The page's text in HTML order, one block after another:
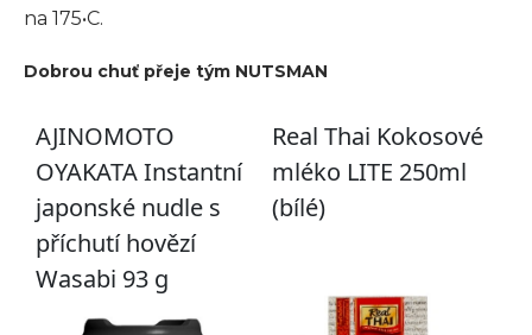
na 175•C.
Dobrou chuť přeje tým NUTSMAN